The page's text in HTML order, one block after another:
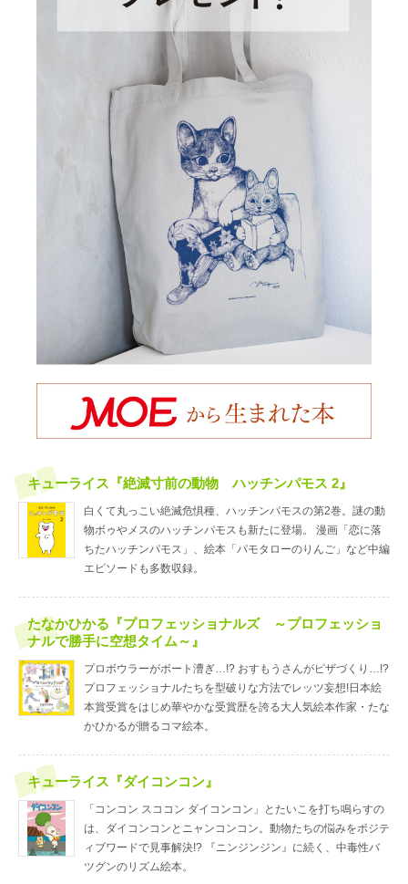
キューライス『絶滅寸前の動物 ハッチンパモス 2』
白くて丸っこい絶滅危惧種、ハッチンパモスの第2巻。謎の動
物ボゥやメスのハッチンパモスも新たに登場。 漫画「恋に落
ちたハッチンパモス」、絵本「パモタローのりんご」など中編
エピソードも多数収録。
たなかひかる『プロフェッショナルズ ～プロフェッショ
ナルで勝手に空想タイム～』
プロボウラーがボート漕ぎ…!? おすもうさんがピザづくり…!?
プロフェッショナルたちを型破りな方法でレッツ妄想!日本絵
本賞受賞をはじめ華やかな受賞歴を誇る大人気絵本作家・たな
かひかるが贈るコマ絵本。
キューライス『ダイコンコン』
「コンコン スココン ダイコンコン」とたいこを打ち鳴らすの
は、ダイコンコンとニャンコンコン。動物たちの悩みをポジテ
ィブワードで見事解決!? 『ニンジンジン』に続く、中毒性バ
ツグンのリズム絵本。